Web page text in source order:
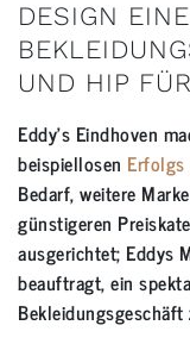
DESIGN
UND HIP
Eddy’s Eindhoven
beispiellosen Erfolgs
Bedarf, weitere
günstigeren
ausgerichtet; Eddys
beauftragt, ein